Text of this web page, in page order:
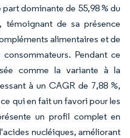
dominante de 55,98 % du
témoignant de sa présence
alimentaires et de
Pendant ce
comme la variante à la
à un CAGR de 7,88 %,
qui en fait un favori pour les
un profil complet en
nucléiques, améliorant